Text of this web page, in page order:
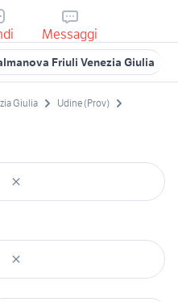
Messaggi
Friuli Venezia Giulia
Giulia
Udine (Prov)